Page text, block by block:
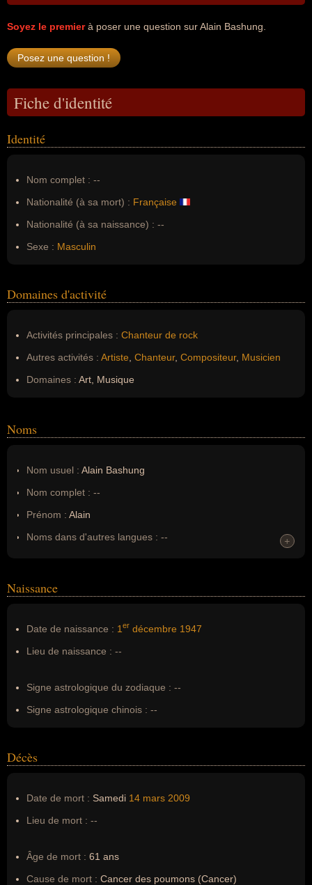
Soyez le premierà poser une question sur Alain Bashung.
Fiche d'identité
Identité
Nom complet : --
Nationalité (à sa mort) : Française
Nationalité (à sa naissance) : --
Sexe : Masculin
Domaines d'activité
Activités principales : Chanteur de rock
Autres activités : Artiste Chanteur, Compositeur, Musicien
Domaines : Art, Musique
Noms
Nom usuel : Alain Bashung
Nom complet : --
Prénom : Alain
Noms dans d'autres langues : --
Nom de famille :Bashung
+
Naissance
Date de naissance : 1 er décembre 1947
Lieu de naissance : --
Signe astrologique du zodiaque : --
Signe astrologique chinois : --
Décès
Date de mort : Samedi 14 mars 2009
Lieu de mort : --
Âge de mort : 61 ans
Cause de mort : Cancer des poumons (Cancer)